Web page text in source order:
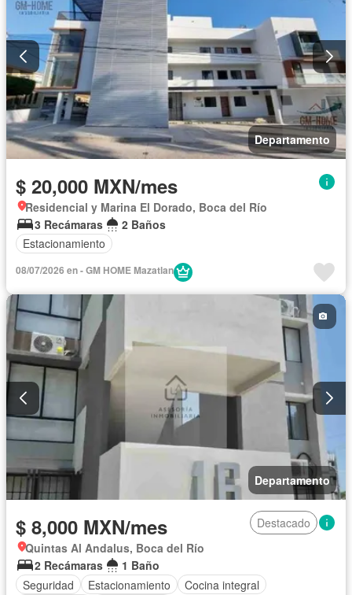
Departamento
$ 20,000 MXN/mes
Residencial y Marina El Dorado, Boca del Río
3 Recámaras
2 Baños
Estacionamiento
08/07/2026 en - GM HOME Mazatlan
Departamento
$ 8,000 MXN/mes
Destacado
Quintas Al Andalus, Boca del Río
2 Recámaras
1 Baño
Seguridad
Estacionamiento
Cocina integral